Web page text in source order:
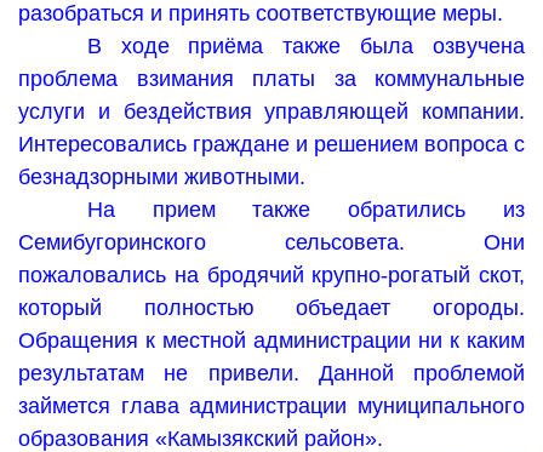
разобраться и принять соответствующие меры.
В ходе приёма также была озвучена
проблема взимания платы за коммунальные
услуги и бездействия управляющей компании.
Интересовались граждане и решением вопроса с
безнадзорными животными.
На прием также обратились из
Семибугоринского сельсовета. Они
пожаловались на бродячий крупно-рогатый скот,
который полностью объедает огороды.
Обращения к местной администрации ни к каким
результатам не привели. Данной проблемой
займется глава администрации муниципального
образования «Камызякский район».